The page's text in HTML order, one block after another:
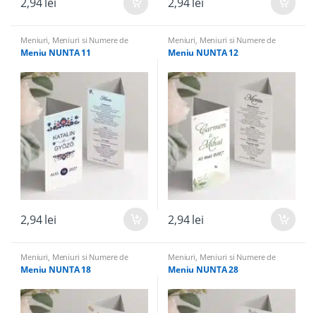
Meniuri, Meniuri si Numere de
masa
Meniu NUNTA 11
2,94lei
Meniuri, Meniuri si Numere de
masa
Meniu NUNTA 12
2,94lei
Meniuri Meniuri si Numere de
masa
Meniu NUNTA 18
Meniuri Meniuri si Numere de
masa
Meniu NUNTA 28